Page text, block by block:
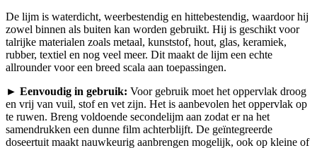
De lijm is waterdicht, weerbestendig en hittebestendig, waardoor hij
zowel binnen als buiten kan worden gebruikt. Hij is geschikt voor
talrijke materialen zoals metaal, kunststof, hout, glas, keramiek,
rubber, textiel en nog veel meer. Dit maakt de lijm een echte
allrounder voor een breed scala aan toepassingen.
► Eenvoudig in gebruik: Voor gebruik moet het oppervlak droog
en vrij van vuil, stof en vet zijn. Het is aanbevolen het oppervlak op
te ruwen. Breng voldoende secondelijm aan zodat er na het
samendrukken een dunne film achterblijft. De geïntegreerde
doseertuit maakt nauwkeurig aanbrengen mogelijk, ook op kleine of